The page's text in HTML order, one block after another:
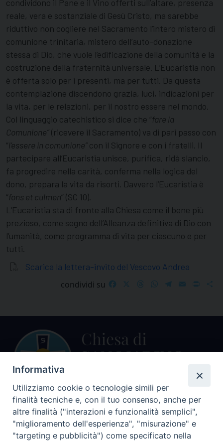
condividono il Pane e il Vino offerti sull’altare, presenza
reale, vera e sostanziale di Gesù Cristo, ma sarebbe
riduttivo non cogliere nel Sacramento l’intero mistero di
comunione trinitaria, mistero dell’auto-donazione
stessa di Dio, che vuole l’edificazione della comunità e la
costruzione della fraternità universale. L’Eucaristia non
è offerta solo per i presenti, ma per tutti. Da questa
contemplazione discendono grazia, luci, indicazioni per
la vita, per le relazioni, per il nostro essere nel mondo.
Col linguaggio catechistico si dice che “fare la
Comunione”(ricevere il Sacramento) va di pari passo con
“l’essere in comunione”con il Signore e con i fratelli. Il
partecipare all’Eucaristia unisce, purifica, ridà slancio,
fa progredire nella carità, conferma nella logica del
dono, prepara la vita da risorti. Davvero l’Eucaristia è
“fons et culmen” (SC 10).
L’Eucaristia sta di fronte alla Chiesa come il bene più
prezioso, come segno dell’Alleanza definitiva di Dio con
l’umanità, come programma di vita per ciascuno e per
tutti.
Scarica la lettera-invito del Vescovo Andrea
condividi su
FacebookThreadsWhatsApp
Telegram
EmailPrint
Centralino Curia Vescovile
0541 913711
Informativa
Utilizziamo cookie o tecnologie simili per
finalità tecniche e, con il tuo consenso, anche per
altre finalità ("interazioni e funzionalità semplici",
"miglioramento dell'esperienza", "misurazione" e
"targeting e pubblicità") come specificato nella